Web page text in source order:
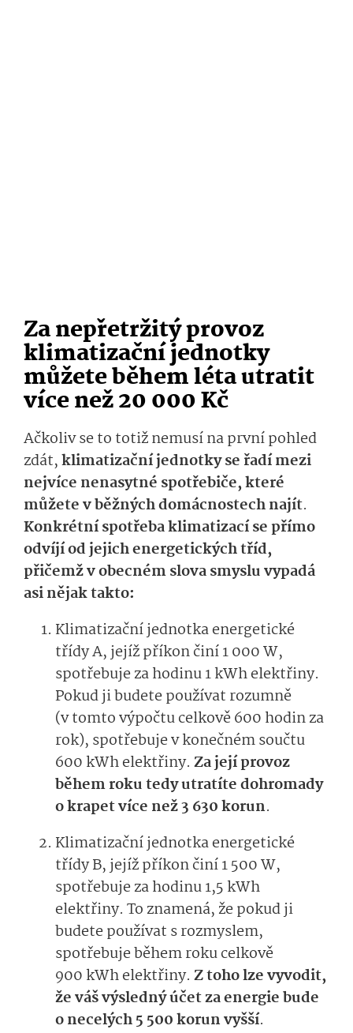
Za nepřetržitý provoz
klimatizační jednotky
můžete během léta utratit
více než 20 000 Kč
Ačkoliv se to totiž nemusí na první pohled
zdát,klimatizační jednotky se řadí mezi
nejvíce nenasytné spotřebiče, které
můžete v běžných domácnostech najít.
Konkrétní spotřeba klimatizací se přímo
odvíjí od jejich energetických tříd,
přičemž v obecném slova smyslu vypadá
asi nějak takto:
Klimatizační jednotka energetické
třídy A, jejíž příkon činí 1 000 W,
spotřebuje za hodinu 1 kWh elektřiny.
Pokud ji budete používat rozumně
(v tomto výpočtu celkově 600 hodin za
rok), spotřebuje v konečném součtu
600 kWh elektřiny. Za její provoz
během roku tedy utratíte dohromady
o krapet více než 3 630 korun.
Klimatizační jednotka energetické
třídy B, jejíž příkon činí 1 500 W,
spotřebuje za hodinu 1,5 kWh
elektřiny. To znamená, že pokud ji
budete používat s rozmyslem,
spotřebuje během roku celkově
900 kWh elektřiny. Z toho lze vyvodit,
že váš výsledný účet za energie bude
o necelých 5 500 korun vyšší.